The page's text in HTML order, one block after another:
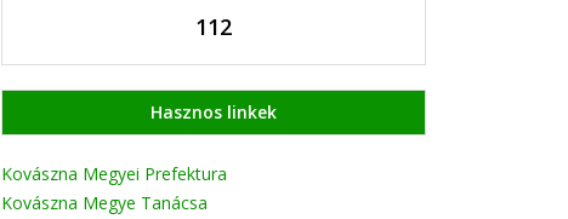
112
Hasznos linkek
Kovászna Megyei Prefektura
Kovászna Megye Tanácsa